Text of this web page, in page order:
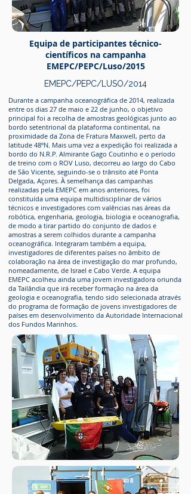
Equipa de participantes técnico-
científicos na campanha
EMEPC/PEPC/Luso/2015
EMEPC/PEPC/LUSO/2014
Durante a campanha oceanográfica de 2014, realizada
entre os dias 27 de maio e 22 de junho, o objetivo
principal foi a recolha de amostras geológicas junto ao
bordo setentrional da plataforma continental, na
proximidade da Zona de Fratura Maxwell, perto da
latitude 48ºN. Mais uma vez a expedição foi realizada a
bordo do N.R.P. Almirante Gago Coutinho e o período
de treino com o ROV Luso, decorreu ao largo do Cabo
de São Vicente, seguindo-se o trânsito até Ponta
Delgada, Açores. À semelhança das campanhas
realizadas pela EMEPC em anos anteriores, foi
constituída uma equipa multidisciplinar de vários
técnicos e investigadores com valências nas áreas da
robótica, engenharia, geologia, biologia e oceanografia,
de modo a tirar partido do conjunto de dados e
amostras a serem colhidos durante a campanha
oceanográfica. Integraram também a equipa,
investigadores de diferentes países no âmbito de
colaboração na área de investigação do mar profundo,
nomeadamente, de Israel e Cabo Verde. A equipa
EMEPC acolheu ainda uma jovem investigadora oriunda
da Tailândia que irá receber formação na área da
geologia e oceanografia, tendo sido selecionada através
do programa de formação de jovens investigadores de
países em desenvolvimento da Autoridade Internacional
dos Fundos Marinhos.